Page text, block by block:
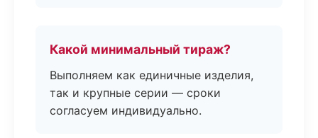
Какой минимальный тираж?
Выполняем как единичные изделия,
так и крупные серии — сроки
согласуем индивидуально.